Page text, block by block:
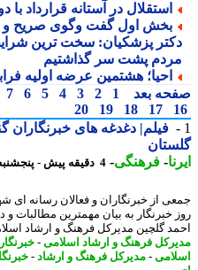
استقلال در آستانه قرارداد با دو
بخش اول گفت وگوی صریح و
پزشکیان: سخت ترین شرایط پس
پشت سر گذاشتیم
احیا؛ هشتمین عرضه اولیه فرابورس
بعد
1
2
3
4
5
6
7
8
17
18
19
20
فیلم| دغدغه های خبرنگاران
-فرهنگی-4 دقیقه پیش - پنجشنبه 15 مرداد 1405، 21:55
خبرنگار به بیان مهمترین مطالبات و
گلچین مدیرکل فرهنگ و ارشاد اسلامی
فرهنگ و ارشاد اسلامی-خبرنگاران
-مدیرکل فرهنگ و ارشاد -خبرنگار -